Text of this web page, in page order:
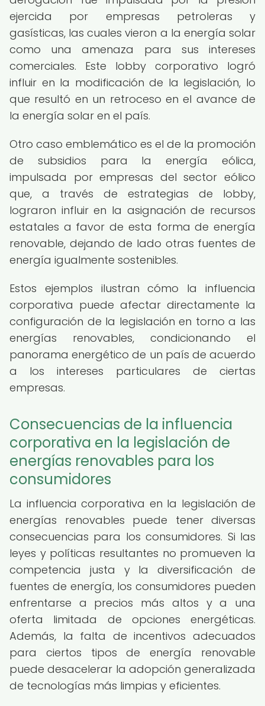
ejercida por empresas petroleras y
gasísticas, las cuales vieron a la energía solar
como una amenaza para sus intereses
comerciales. Este lobby corporativo logró
influir en la modificación de la legislación, lo
que resultó en un retroceso en el avance de
la energía solar en el país.
Otro caso emblemático es el de la promoción
de subsidios para la energía eólica,
impulsada por empresas del sector eólico
que, a través de estrategias de lobby,
lograron influir en la asignación de recursos
estatales a favor de esta forma de energía
renovable, dejando de lado otras fuentes de
energía igualmente sostenibles.
Estos ejemplos ilustran cómo la influencia
corporativa puede afectar directamente la
configuración de la legislación en torno a las
energías renovables, condicionando el
panorama energético de un país de acuerdo
a los intereses particulares de ciertas
empresas.
Consecuencias de la influencia
corporativa en la legislación de
energías renovables para los
consumidores
La influencia corporativa en la legislación de
energías renovables puede tener diversas
consecuencias para los consumidores. Si las
leyes y políticas resultantes no promueven la
competencia justa y la diversificación de
fuentes de energía, los consumidores pueden
enfrentarse a precios más altos y a una
oferta limitada de opciones energéticas.
Además, la falta de incentivos adecuados
para ciertos tipos de energía renovable
puede desacelerar la adopción generalizada
de tecnologías más limpias y eficientes.